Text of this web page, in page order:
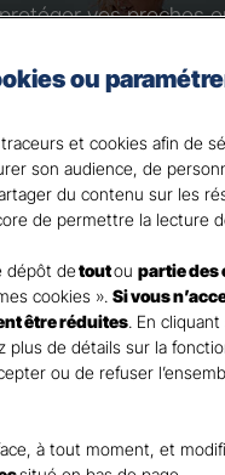
vos proches
en cas de
répondre à
ou
et cookies afin de
son audience, de
du contenu sur les
de permettre la lecture
dépôt detoutou partie des
cookies ». Si vous
être réduites. En
de détails sur la
ou de refuser
à tout moment, et